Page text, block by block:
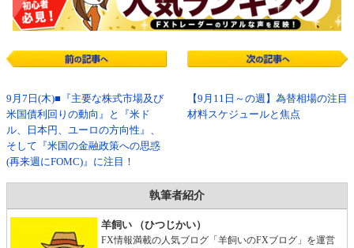
9月7日(木)■『主要な株式市場及び
米国債利回りの動向』と『米ド
ル、日本円、ユーロの方向性』、
そして『米国の金融政策への思惑
(再来週にFOMC)』に注目！
【9月11日～の週】為替相場の注目
材料スケジュールと焦点
執筆者紹介
羊飼い （ひつじかい）
FX情報満載の人気ブログ「羊飼いのFXブログ」を運営